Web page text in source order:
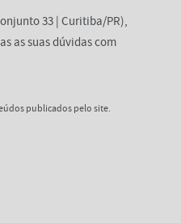
33 | Curitiba/PR),
as suas dúvidas com
publicados pelo site.